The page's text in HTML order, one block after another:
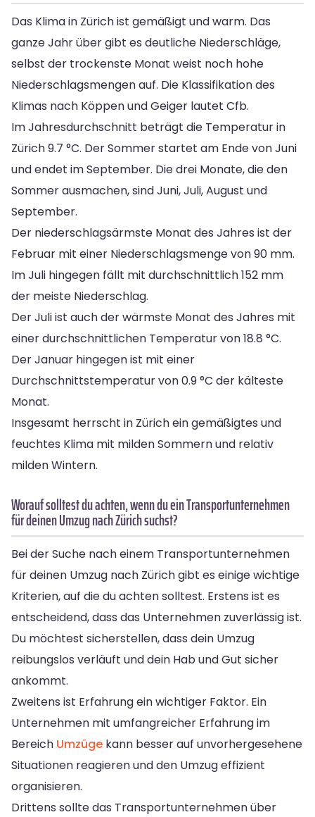
Das Klima in Zürich ist gemäßigt und warm. Das
ganze Jahr über gibt es deutliche Niederschläge,
selbst der trockenste Monat weist noch hohe
Niederschlagsmengen auf. Die Klassifikation des
Klimas nach Köppen und Geiger lautet Cfb.
Im Jahresdurchschnitt beträgt die Temperatur in
Zürich 9.7 °C. Der Sommer startet am Ende von Juni
und endet im September. Die drei Monate, die den
Sommer ausmachen, sind Juni, Juli, August und
September.
Der niederschlagsärmste Monat des Jahres ist der
Februar mit einer Niederschlagsmenge von 90 mm.
Im Juli hingegen fällt mit durchschnittlich 152 mm
der meiste Niederschlag.
Der Juli ist auch der wärmste Monat des Jahres mit
einer durchschnittlichen Temperatur von 18.8 °C.
Der Januar hingegen ist mit einer
Durchschnittstemperatur von 0.9 °C der kälteste
Monat.
Insgesamt herrscht in Zürich ein gemäßigtes und
feuchtes Klima mit milden Sommern und relativ
milden Wintern.
Worauf solltest du achten, wenn du ein Transportunternehmen
für deinen Umzug nach Zürich suchst?
Bei der Suche nach einem Transportunternehmen
für deinen Umzug nach Zürich gibt es einige wichtige
Kriterien, auf die du achten solltest. Erstens ist es
entscheidend, dass das Unternehmen zuverlässig ist.
Du möchtest sicherstellen, dass dein Umzug
reibungslos verläuft und dein Hab und Gut sicher
ankommt.
Zweitens ist Erfahrung ein wichtiger Faktor. Ein
Unternehmen mit umfangreicher Erfahrung im
Bereich Umzüge kann besser auf unvorhergesehene
Situationen reagieren und den Umzug effizient
organisieren.
Drittens sollte das Transportunternehmen über